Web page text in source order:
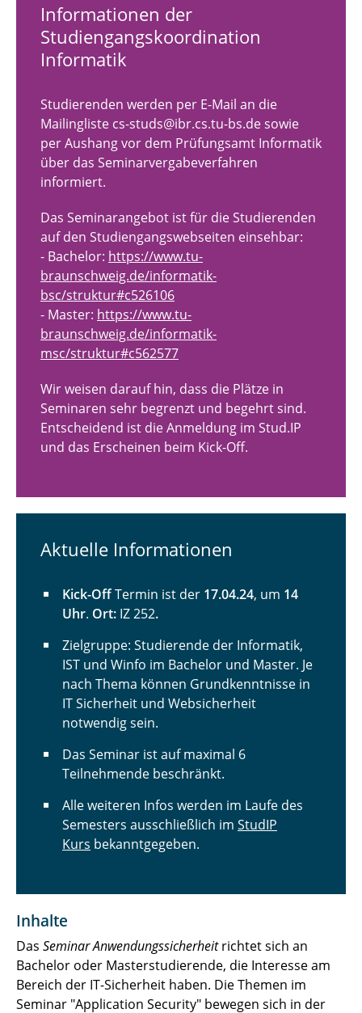
Softwareentwicklungspraktikum
Praktikum: Seclab
Seminar: Application Security
Seminar: Web Security
Informationen der
Studiengangskoordination
Informatik
Studierenden werden per E-Mail an die
Mailingliste cs-studs@ibr.cs.tu-bs.de sowie
per Aushang vor dem Prüfungsamt Informatik
über das Seminarvergabeverfahren
informiert.
Das Seminarangebot ist für die Studierenden
auf den Studiengangswebseiten einsehbar:
- Bachelor: https://www.tu-
braunschweig.de/informatik-
bsc/struktur#c526106
- Master: https://www.tu-
braunschweig.de/informatik-
msc/struktur#c562577
Wir weisen darauf hin, dass die Plätze in
Seminaren sehr begrenzt und begehrt sind.
Entscheidend ist die Anmeldung im Stud.IP
und das Erscheinen beim Kick-Off.
Aktuelle Informationen
Kick-OffTermin ist der 17.04.24, um 14
Uhr. Ort: IZ 252.
Zielgruppe: Studierende der Informatik,
IST und Winfo im Bachelor und Master. Je
nach Thema können Grundkenntnisse in
IT Sicherheit und Websicherheit
notwendig sein.
Das Seminar ist auf maximal 6
Teilnehmende beschränkt.
Alle weiteren Infos werden im Laufe des
Semesters ausschließlich im StudIP
Kurs bekanntgegeben.
Inhalte
Das Seminar Anwendungssicherheitrichtet sich an
Bachelor oder Masterstudierende, die Interesse am
Bereich der IT-Sicherheit haben. Die Themen im
Seminar "Application Security" bewegen sich in der